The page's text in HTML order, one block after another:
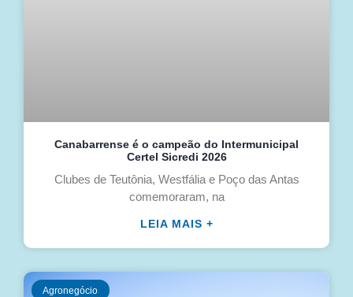
Canabarrense é o campeão do Intermunicipal
Certel Sicredi 2026
Clubes de Teutônia, Westfália e Poço das Antas
comemoraram, na
LEIA MAIS +
Agronegócio